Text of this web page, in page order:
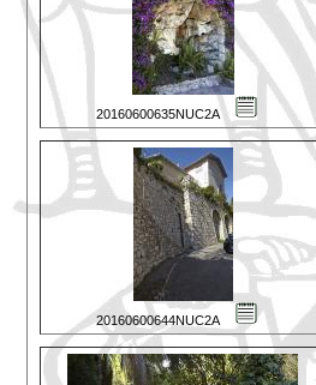
20160600635NUC2A
20160600644NUC2A